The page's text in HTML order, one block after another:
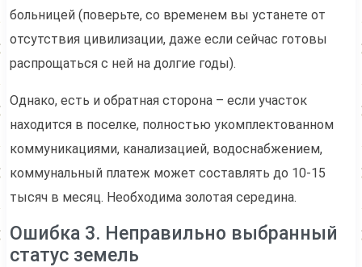
больницей (поверьте, со временем вы устанете от
отсутствия цивилизации, даже если сейчас готовы
распрощаться с ней на долгие годы).
Однако, есть и обратная сторона – если участок
находится в поселке, полностью укомплектованном
коммуникациями, канализацией, водоснабжением,
коммунальный платеж может составлять до 10-15
тысяч в месяц. Необходима золотая середина.
Ошибка 3. Неправильно выбранный
статус земель